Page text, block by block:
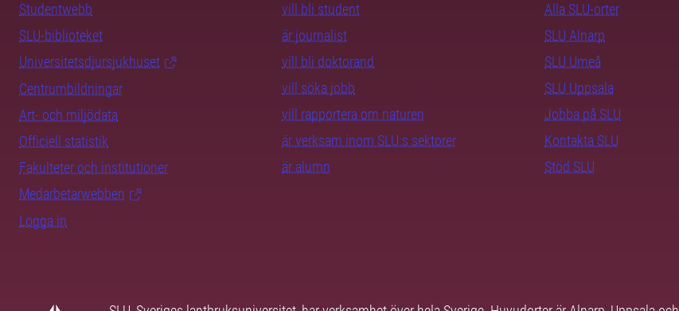
Studentwebb
SLU-biblioteket
Universitetsdjursjukhuset
Centrumbildningar
Art- och miljödata
Officiell statistik
Fakulteter och institutioner
Medarbetarwebben
Logga in
vill bli student
är journalist
vill bli doktorand
vill söka jobb
vill rapportera om naturen
är verksam inom SLU:s sektorer
är alumn
Alla SLU-orter
SLU Alnarp
SLU Umeå
SLU Uppsala
Jobba på SLU
Kontakta SLU
Stöd SLU